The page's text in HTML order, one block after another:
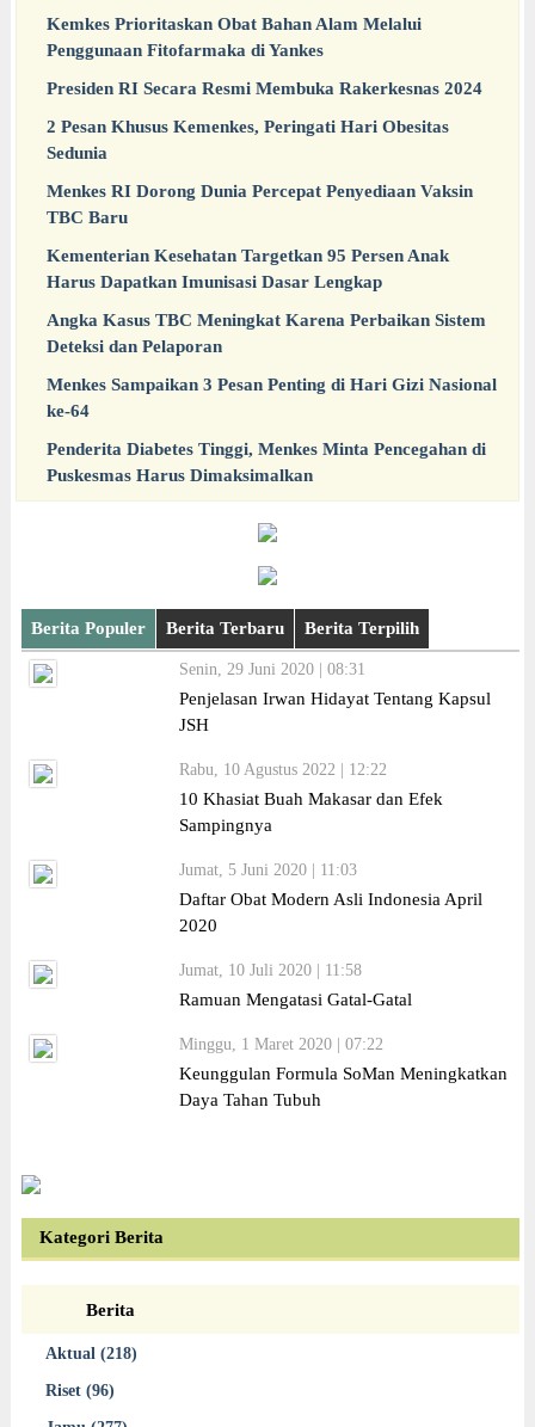
Kemkes Prioritaskan Obat Bahan Alam Melalui
Penggunaan Fitofarmaka di Yankes
Presiden RI Secara Resmi Membuka Rakerkesnas 2024
2 Pesan Khusus Kemenkes, Peringati Hari Obesitas
Sedunia
Menkes RI Dorong Dunia Percepat Penyediaan Vaksin
TBC Baru
Kementerian Kesehatan Targetkan 95 Persen Anak
Harus Dapatkan Imunisasi Dasar Lengkap
Angka Kasus TBC Meningkat Karena Perbaikan Sistem
Deteksi dan Pelaporan
Menkes Sampaikan 3 Pesan Penting di Hari Gizi Nasional
ke-64
Penderita Diabetes Tinggi, Menkes Minta Pencegahan di
Puskesmas Harus Dimaksimalkan
Berita Populer Berita Terbaru Berita Terpilih
Senin, 29 Juni 2020 | 08:31
Penjelasan Irwan Hidayat Tentang Kapsul
JSH
Rabu, 10 Agustus 2022 | 12:22
10 Khasiat Buah Makasar dan Efek
Sampingnya
Jumat, 5 Juni 2020 | 11:03
Daftar Obat Modern Asli Indonesia April
2020
Jumat, 10 Juli 2020 | 11:58
Ramuan Mengatasi Gatal-Gatal
Minggu, 1 Maret 2020 | 07:22
Keunggulan Formula SoMan Meningkatkan
Daya Tahan Tubuh
Kategori Berita
Berita
Aktual (218)
Riset (96)